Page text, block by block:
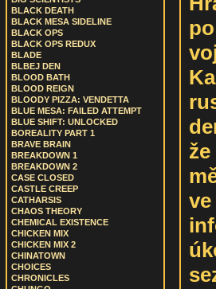
BLACK DEATH
BLACK MESA SIDELINE
BLACK OPS
BLACK OPS REDUX
BLADE
BLBEJ DEN
BLOOD BATH
BLOOD REIGN
BLOODY PIZZA: VENDETTA
BLUE MESA: FAILED ATTEMPT
BLUE SHIFT: UNLOCKED
BOREALITY PART 1
BRAVE BRAIN
BREAKDOWN 1
BREAKDOWN 2
CASE CLOSED
CASTLE CREEP
CATHARSIS
CHAOS THEORY
CHEMICAL EXISTENCE
CHICKEN MIX
CHICKEN MIX 2
CHINATOWN
CHOICES
CHRONICLES